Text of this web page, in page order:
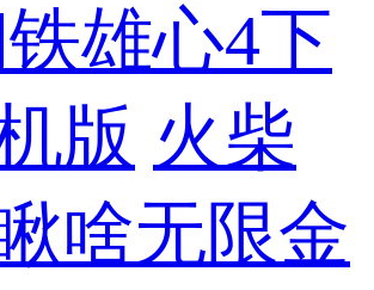
雄心4下
版 火柴
啥无限金